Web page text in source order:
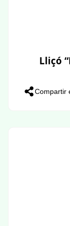
Lliçó
Compartir